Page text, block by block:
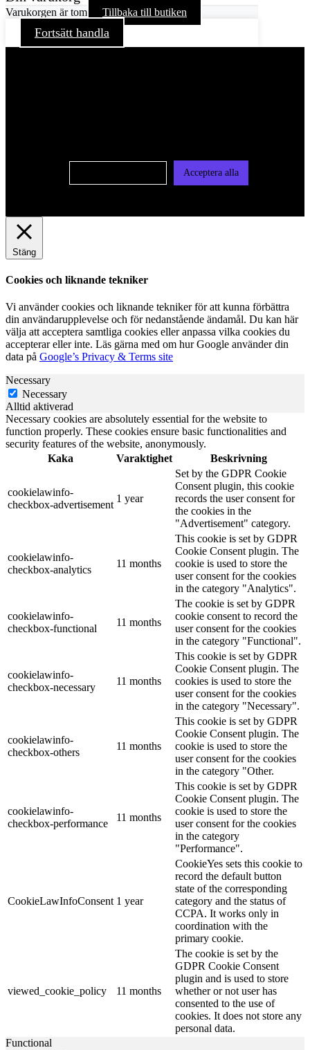
Varukorgen är tom Tillbaka till butiken
Fortsätt handla
Acceptera alla
Stäng
Cookies och liknande tekniker
Vi använder cookies och liknande tekniker för att kunna förbättra
din användarupplevelse och för nedanstående ändamål. Du kan här
välja att acceptera samtliga cookies eller anpassa vilka cookies du
accepterar eller inte. Läs gärna med om hur Google använder din
data på Google’s Privacy & Terms site
Necessary
Necessary
Alltid aktiverad
Necessary cookies are absolutely essential for the website to
function properly. These cookies ensure basic functionalities and
security features of the website, anonymously.
Kaka
Varaktighet Beskrivning
cookielawinfo-
checkbox-advertisement
1 year
Set by the GDPR Cookie
Consent plugin, this cookie
records the user consent for
the cookies in the
"Advertisement" category.
cookielawinfo-
checkbox-analytics
11 months
This cookie is set by GDPR
Cookie Consent plugin. The
cookie is used to store the
user consent for the cookies
in the category "Analytics".
cookielawinfo-
checkbox-functional
11 months
The cookie is set by GDPR
cookie consent to record the
user consent for the cookies
in the category "Functional".
cookielawinfo-
checkbox-necessary
11 months
This cookie is set by GDPR
Cookie Consent plugin. The
cookies is used to store the
user consent for the cookies
in the category "Necessary".
cookielawinfo-
checkbox-others
11 months
This cookie is set by GDPR
Cookie Consent plugin. The
cookie is used to store the
user consent for the cookies
in the category "Other.
cookielawinfo-
checkbox-performance
11 months
This cookie is set by GDPR
Cookie Consent plugin. The
cookie is used to store the
user consent for the cookies
in the category
"Performance".
CookieLawInfoConsent 1 year
CookieYes sets this cookie to
record the default button
state of the corresponding
category and the status of
CCPA. It works only in
coordination with the
primary cookie.
viewed_cookie_policy 11 months
The cookie is set by the
GDPR Cookie Consent
plugin and is used to store
whether or not user has
consented to the use of
cookies. It does not store any
personal data.
Functional